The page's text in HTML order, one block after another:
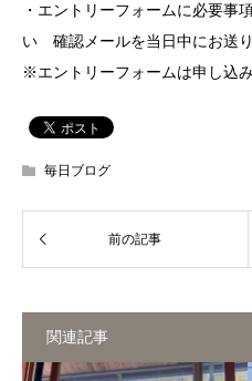
・エントリーフォームに必要事
い 確認メールを当日中にお送
※エントリーフォームは申し込
毎日ブログ
関連記事